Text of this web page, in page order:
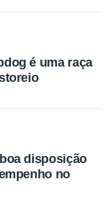
é uma raça
disposição
no